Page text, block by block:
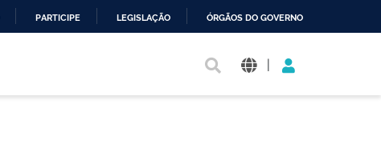
PARTICIPE LEGISLAÇÃO ÓRGÃOS DO GOVERNO
|